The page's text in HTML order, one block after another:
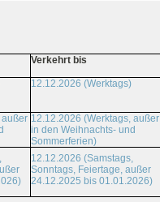
Verkehrt bis
12.12.2026 (Werktags)
außer 12.12.2026 (Werktags, außer
in den Weihnachts- und
Sommerferien)
12.12.2026 (Samstags,
Sonntags, Feiertage, außer
24.12.2025 bis 01.01.2026)